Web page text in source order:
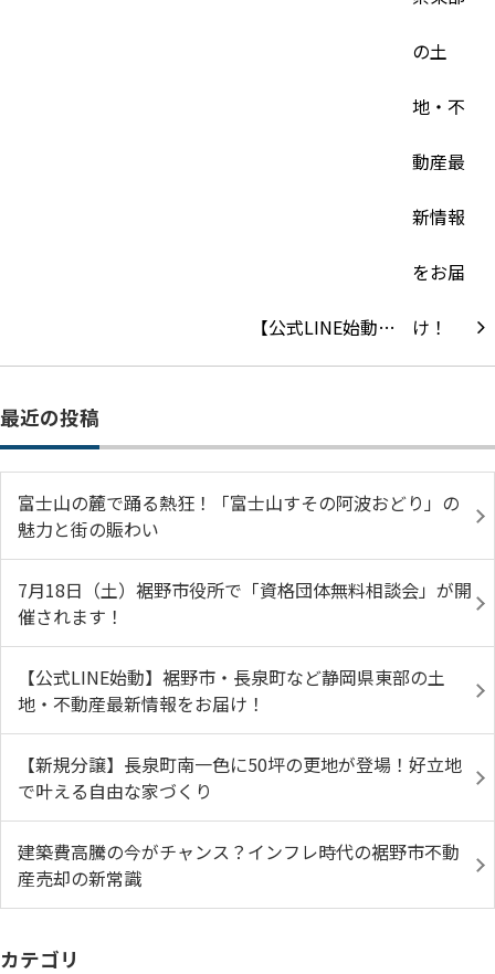
【公式LINE始動…
最近の投稿
富士山の麓で踊る熱狂！「富士山すその阿波おどり」の
魅力と街の賑わい
7月18日（土）裾野市役所で「資格団体無料相談会」が開
催されます！
【公式LINE始動】裾野市・長泉町など静岡県東部の土
地・不動産最新情報をお届け！
【新規分譲】長泉町南一色に50坪の更地が登場！好立地
で叶える自由な家づくり
建築費高騰の今がチャンス？インフレ時代の裾野市不動
産売却の新常識
カテゴリ